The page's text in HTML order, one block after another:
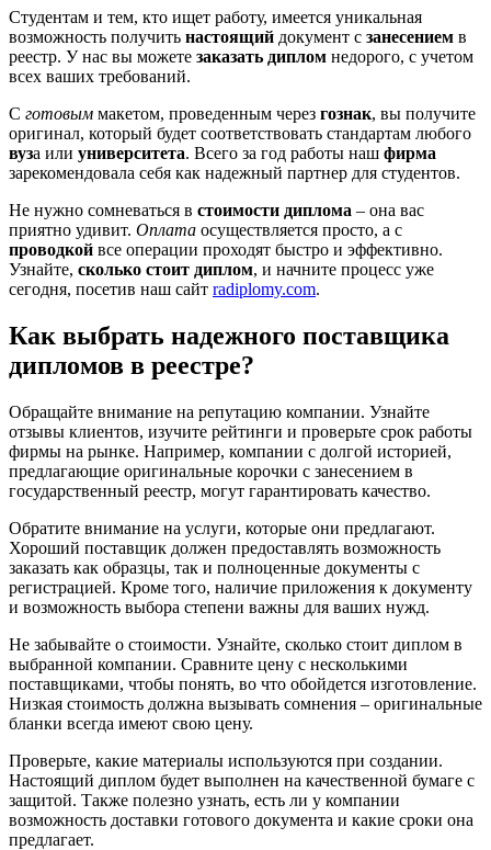
Студентам и тем, кто ищет работу, имеется уникальная
возможность получить настоящий документ с занесением в
реестр. У нас вы можете заказать диплом недорого, с учетом
всех ваших требований.
С готовым макетом, проведенным через гознак, вы получите
оригинал, который будет соответствовать стандартам любого
вуза или университета. Всего за год работы наш фирма
зарекомендовала себя как надежный партнер для студентов.
Не нужно сомневаться в стоимости диплома – она вас
приятно удивит. Оплата осуществляется просто, а с
проводкой все операции проходят быстро и эффективно.
Узнайте, сколько стоит диплом, и начните процесс уже
сегодня, посетив наш сайт radiplomy.com.
Как выбрать надежного поставщика
дипломов в реестре?
Обращайте внимание на репутацию компании. Узнайте
отзывы клиентов, изучите рейтинги и проверьте срок работы
фирмы на рынке. Например, компании с долгой историей,
предлагающие оригинальные корочки с занесением в
государственный реестр, могут гарантировать качество.
Обратите внимание на услуги, которые они предлагают.
Хороший поставщик должен предоставлять возможность
заказать как образцы, так и полноценные документы с
регистрацией. Кроме того, наличие приложения к документу
и возможность выбора степени важны для ваших нужд.
Не забывайте о стоимости. Узнайте, сколько стоит диплом в
выбранной компании. Сравните цену с несколькими
поставщиками, чтобы понять, во что обойдется изготовление.
Низкая стоимость должна вызывать сомнения – оригинальные
бланки всегда имеют свою цену.
Проверьте, какие материалы используются при создании.
Настоящий диплом будет выполнен на качественной бумаге с
защитой. Также полезно узнать, есть ли у компании
возможность доставки готового документа и какие сроки она
предлагает.